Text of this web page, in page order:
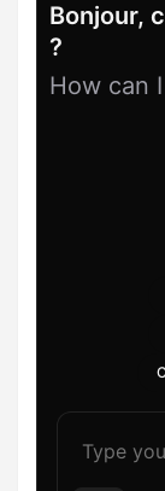
Bonjour,
?
How can